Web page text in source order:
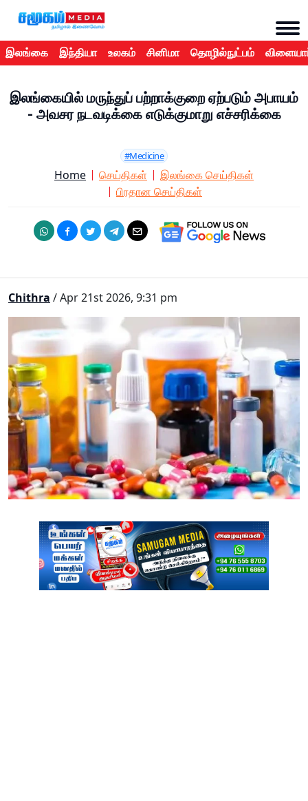
இலங்கை இந்தியா உலகம் சினிமா தொழில்நுட்பம்
இலங்கையில் மருந்துப் பற்றாக்குறை ஏற்படும் அபாயம்
- அவசர நடவடிக்கை எடுக்குமாறு எச்சரிக்கை
#Medicine
Home செய்திகள்
இலங்கை செய்திகள்
பிரதான செய்திகள்
Chithra / Apr 21st 2026, 9:31 pm